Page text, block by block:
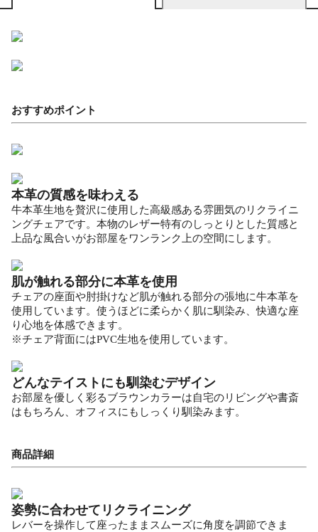
おすすめポイント
本革の質感を味わえる
牛本革生地を贅沢に使用した高級感ある雰囲気のリクライニ
ングチェアです。本物のレザー特有のしっとりとした質感と
上品な風合いがお部屋をワンランク上の空間にします。
肌が触れる部分に本革を使用
チェアの座面や肘掛けなど肌が触れる部分の張地に牛本革を
使用しています。使うほどに柔らかく肌に馴染み、快適な座
り心地を体感できます。
※チェア背面にはPVC生地を使用しています。
どんなテイストにも馴染むデザイン
お部屋を優しく彩るブラウンカラーは自宅のリビングや書斎
はもちろん、オフィスにもしっくり馴染みます。
商品詳細
姿勢に合わせてリクライニング
レバーを操作して座ったままスムーズに角度を調節できま